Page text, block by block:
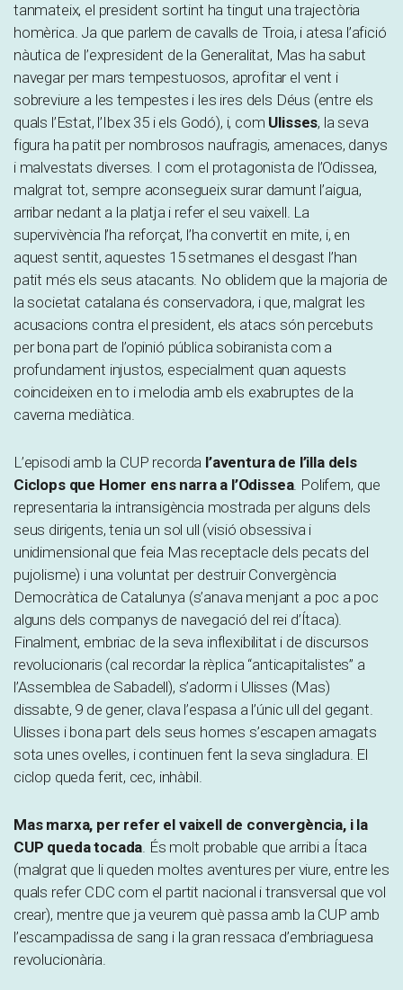
tanmateix, el president sortint ha tingut una trajectòria
homèrica. Ja que parlem de cavalls de Troia, i atesa l’afició
nàutica de l’expresident de la Generalitat, Mas ha sabut
navegar per mars tempestuosos, aprofitar el vent i
sobreviure a les tempestes i les ires dels Déus (entre els
quals l’Estat, l’Ibex 35 i els Godó), i, com Ulisses, la seva
figura ha patit per nombrosos naufragis, amenaces, danys
i malvestats diverses. I com el protagonista de l’Odissea,
malgrat tot, sempre aconsegueix surar damunt l’aigua,
arribar nedant a la platja i refer el seu vaixell. La
supervivència l’ha reforçat, l’ha convertit en mite, i, en
aquest sentit, aquestes 15 setmanes el desgast l’han
patit més els seus atacants. No oblidem que la majoria de
la societat catalana és conservadora, i que, malgrat les
acusacions contra el president, els atacs són percebuts
per bona part de l’opinió pública sobiranista com a
profundament injustos, especialment quan aquests
coincideixen en to i melodia amb els exabruptes de la
caverna mediàtica.
L’episodi amb la CUP recorda l’aventura de l’illa dels
Ciclops que Homer ens narra a l’Odissea. Polifem, que
representaria la intransigència mostrada per alguns dels
seus dirigents, tenia un sol ull (visió obsessiva i
unidimensional que feia Mas receptacle dels pecats del
pujolisme) i una voluntat per destruir Convergència
Democràtica de Catalunya (s’anava menjant a poc a poc
alguns dels companys de navegació del rei d’Ítaca).
Finalment, embriac de la seva inflexibilitat i de discursos
revolucionaris (cal recordar la rèplica “anticapitalistes” a
l’Assemblea de Sabadell), s’adorm i Ulisses (Mas)
dissabte, 9 de gener, clava l’espasa a l’únic ull del gegant.
Ulisses i bona part dels seus homes s’escapen amagats
sota unes ovelles, i continuen fent la seva singladura. El
ciclop queda ferit, cec, inhàbil.
Mas marxa, per refer el vaixell de convergència, i la
CUP queda tocada. És molt probable que arribi a Ítaca
(malgrat que li queden moltes aventures per viure, entre les
quals refer CDC com el partit nacional i transversal que vol
crear), mentre que ja veurem què passa amb la CUP amb
l’escampadissa de sang i la gran ressaca d’embriaguesa
revolucionària.